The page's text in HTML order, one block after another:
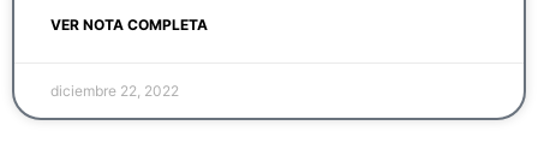
VER NOTA COMPLETA
diciembre 22, 2022